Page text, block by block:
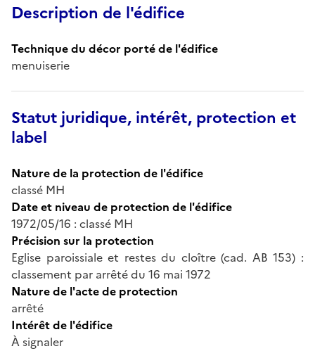
Description de l'édifice
Technique du décor porté de l'édifice
menuiserie
Statut juridique, intérêt, protection et
label
Nature de la protection de l'édifice
classé MH
Date et niveau de protection de l'édifice
1972/05/16 : classé MH
Précision sur la protection
Eglise paroissiale et restes du cloître (cad. AB 153) :
classement par arrêté du 16 mai 1972
Nature de l'acte de protection
arrêté
Intérêt de l'édifice
À signaler